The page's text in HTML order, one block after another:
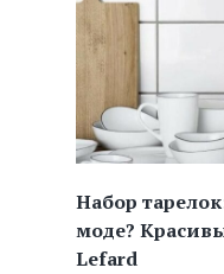
Набор
моде?
Lefard